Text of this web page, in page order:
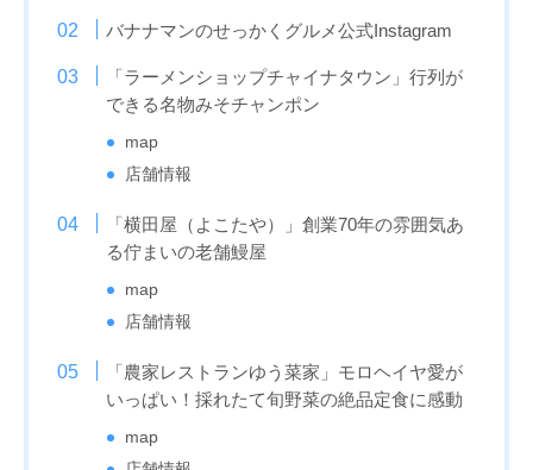
バナナマンのせっかくグルメ公式Instagram
「ラーメンショップチャイナタウン」行列が
できる名物みそチャンポン
map
店舗情報
「横田屋（よこたや）」創業70年の雰囲気あ
る佇まいの老舗鰻屋
map
店舗情報
「農家レストランゆう菜家」モロヘイヤ愛が
いっぱい！採れたて旬野菜の絶品定食に感動
map